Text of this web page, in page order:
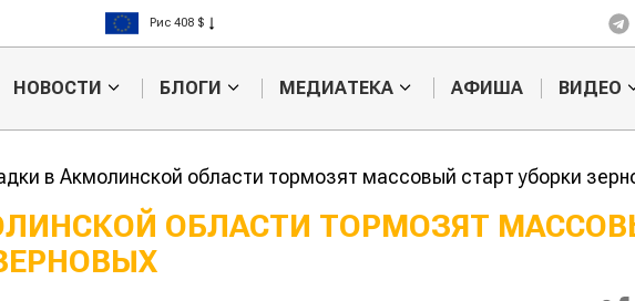
Рис 408 $
Пшеница 423 $
НОВОСТИ БЛОГИ МЕДИАТЕКА АФИША ВИДЕО
в Акмолинской области тормозят массовый старт уборки
ОБЛАСТИ ТОРМОЗЯТ